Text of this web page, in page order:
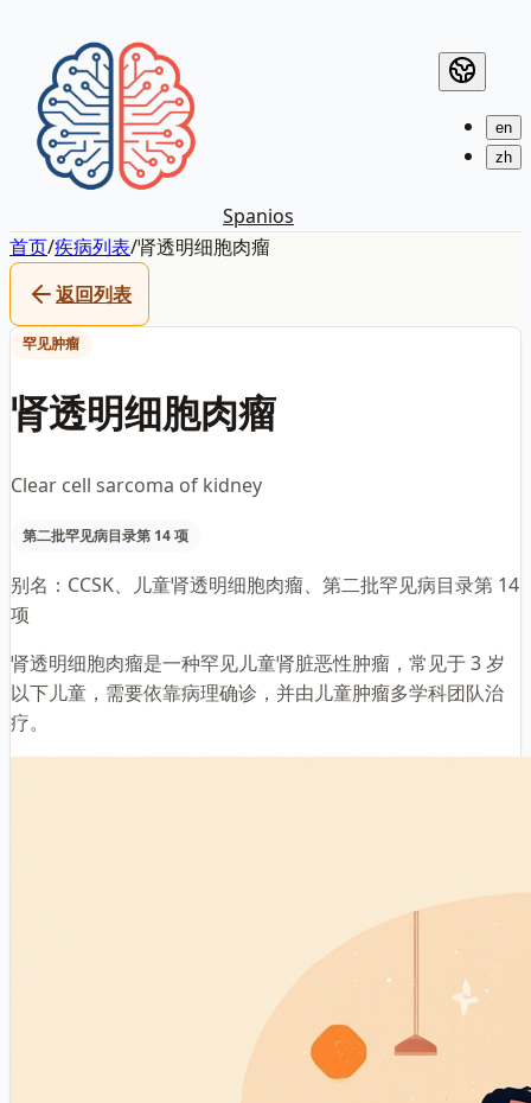
Spanios
en
zh
首页/疾病列表/肾透明细胞肉瘤
返回列表
罕见肿瘤
肾透明细胞肉瘤
Clear cell sarcoma of kidney
第二批罕见病目录第 14 项
别名： CCSK、儿童肾透明细胞肉瘤、第二批罕见病目录第 14
项
肾透明细胞肉瘤是一种罕见儿童肾脏恶性肿瘤，常见于 3 岁
以下儿童，需要依靠病理确诊，并由儿童肿瘤多学科团队治
疗。